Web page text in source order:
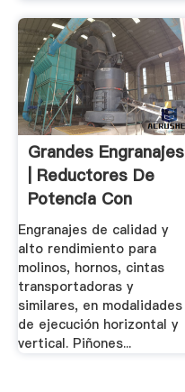
Grandes Engranajes
| Reductores De
Potencia Con
Grandes.
Engranajes de calidad y
alto rendimiento para
molinos, hornos, cintas
transportadoras y
similares, en modalidades
de ejecución horizontal y
vertical. Piñones...